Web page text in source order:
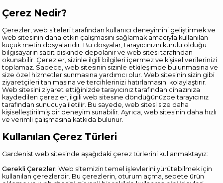
Çerez Nedir?
Çerezler, web siteleri tarafından kullanıcı deneyimini geliştirmek ve
web sitesinin daha etkin çalışmasını sağlamak amacıyla kullanılan
küçük metin dosyalarıdır. Bu dosyalar, tarayıcınızın kurulu olduğu
bilgisayarın sabit diskinde depolanır ve web sitesi tarafından
okunabilir. Çerezler, sizinle ilgili bilgileri içermez ve kişisel verilerinizi
toplamaz. Sadece, web sitesinin sizinle etkileşimde bulunmasına ve
size özel hizmetler sunmasına yardımcı olur. Web sitesinin sizin gibi
ziyaretçileri tanımasına ve tercihlerinizi hatırlamasını kolaylaştırır.
Web sitesini ziyaret ettiğinizde tarayıcınız tarafından cihazınıza
kaydedilen çerezler, ilgili web sitesine döndüğünüzde tarayıcınız
tarafından sunucuya iletilir. Bu sayede, web sitesi size daha
kişiselleştirilmiş bir deneyim sunabilir. Ayrıca, web sitesinin daha hızlı
ve verimli çalışmasına katkıda bulunur.
Kullanılan Çerez Türleri
Gardenist web sitesinde aşağıdaki çerez türlerini kullanmaktayız:
Gerekli Çerezler: Web sitemizin temel işlevlerini yürütebilmek için
kullanılan çerezlerdir. Bu çerezlerin, oturum açma, sepete ürün